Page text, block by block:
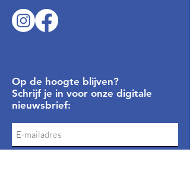
Op de hoogte blijven?
Schrijf je in voor onze digitale
nieuwsbrief: